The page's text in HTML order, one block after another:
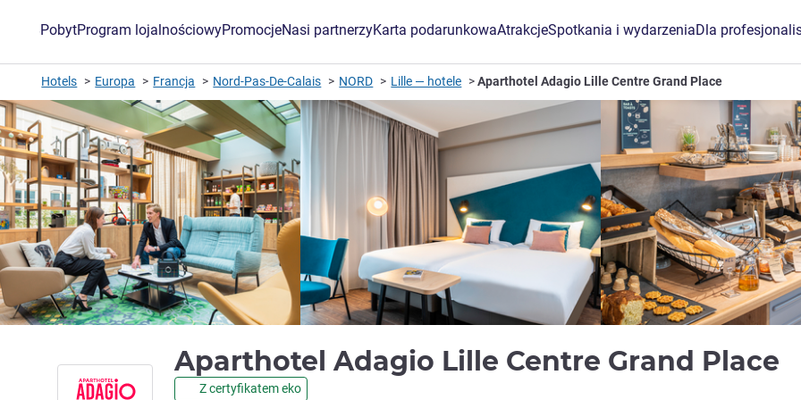
PobytProgram lojalnościowyPromocjeNasi partnerzyKarta podarunkowaAtrakcjeSpotkania i wydarzeniaDla
Hotels Europa Francja Nord-Pas-De-Calais NORD Lille — hotele Aparthotel Adagio Lille Centre Grand Place
Aparthotel Adagio Lille Centre Grand Place
Z certyfikatem eko